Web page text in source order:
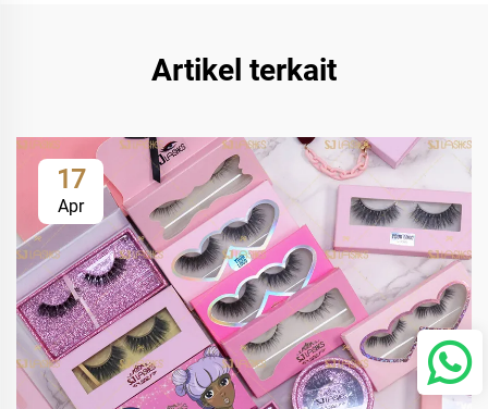
Artikel terkait
17
Apr